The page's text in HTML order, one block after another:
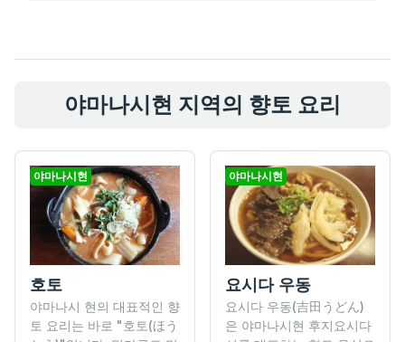
야마나시현 지역의 향토 요리
야마나시현
호토
야마나시 현의 대표적인 향
토 요리는 바로 "호토(ほう
야마나시현
요시다 우동
요시다 우동(吉田うどん)
은 야마나시현 후지요시다